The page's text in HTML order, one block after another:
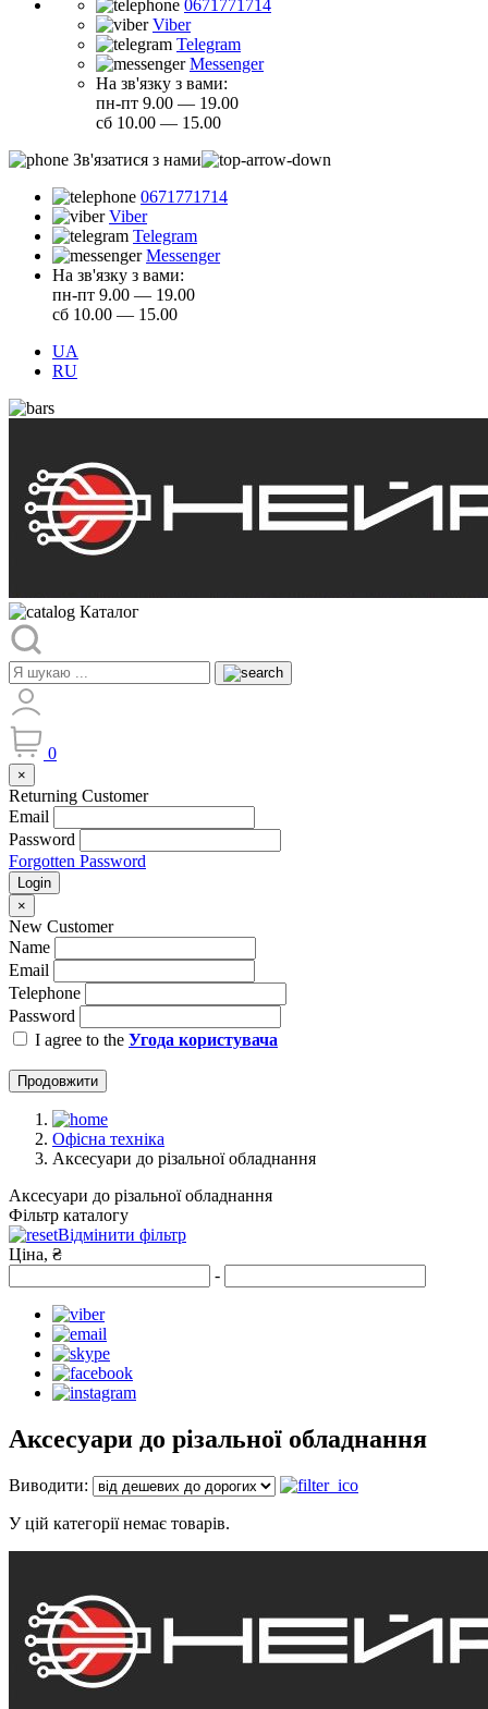
0671771714
Viber
Telegram
Messenger
На зв'язку з вами:
пн-пт 9.00 — 19.00
сб 10.00 — 15.00
Зв'язатися з нами
0671771714
Viber
Telegram
Messenger
На зв'язку з вами:
пн-пт 9.00 — 19.00
сб 10.00 — 15.00
UA
RU
Каталог
0
×
Returning Customer
Email
Password
Forgotten Password
Login
×
New Customer
Name
Email
Telephone
Password
I agree to the Угода користувача
Продовжити
Офісна техніка
Аксесуари до різальної обладнання
Аксесуари до різальної обладнання
Фільтр каталогу
Відмінити фільтр
Ціна, ₴
-
Аксесуари до різальної обладнання
Виводити:
У цій категорії немає товарів.